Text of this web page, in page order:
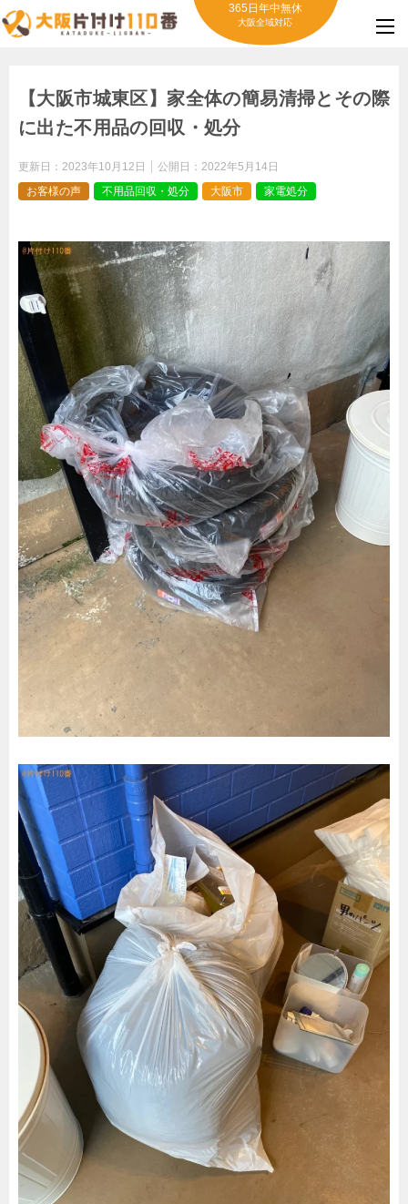
365日年中無休
大阪全域対応
【大阪市城東区】家全体の簡易清掃とその際
に出た不用品の回収・処分
更新日： 2023年10月12日 公開日： 2022年5月14日
お客様の声
不用品回収・処分 大阪市 家電処分